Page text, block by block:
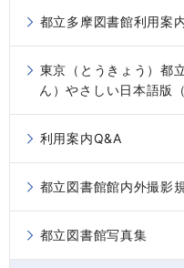
都立多摩図書館利用案
東京（とうきょう）都
ん）やさしい日本語版
利用案内Q&A
都立図書館館内外撮影
都立図書館写真集